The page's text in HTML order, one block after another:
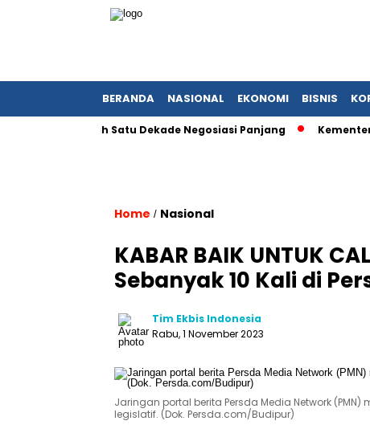
BERANDA NASIONAL EKONOMI BISNIS
Setelah Satu Dekade Negosiasi Panjang Kementerian
Home / Nasional
KABAR BAIK UNTUK
Sebanyak 10 Kali di
Tim Ekbis Indonesia
Rabu, 1 November 2023
Jaringan portal berita Persda Media Network
legislatif. (Dok. Persda.com/Budipur)